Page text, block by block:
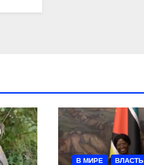
В МИРЕ ВЛАСТЬ